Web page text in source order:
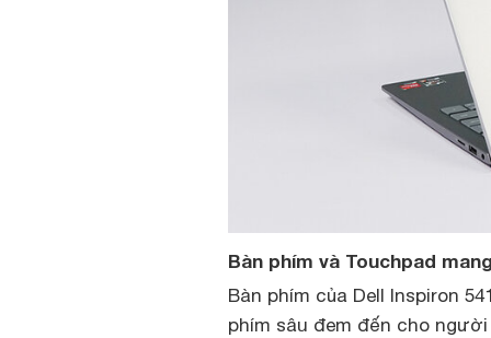
Bàn phím và Touchpad
Bàn phím của Dell Inspiron
phím sâu đem đến cho